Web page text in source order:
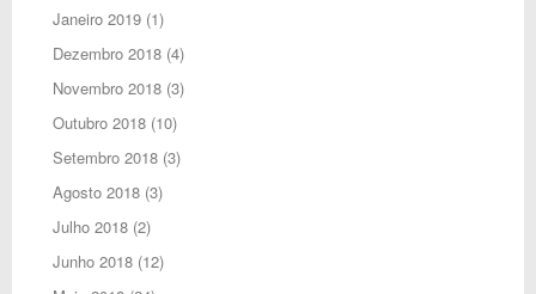
Janeiro 2019(1)
Dezembro 2018(4)
Novembro 2018(3)
Outubro 2018(10)
Setembro 2018(3)
Agosto 2018(3)
Julho 2018(2)
Junho 2018(12)